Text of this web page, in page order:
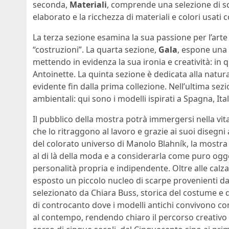
seconda, Materiali, comprende una selezione di
elaborato e la ricchezza di materiali e colori usati
La terza sezione esamina la sua passione per
“costruzioni”. La quarta sezione, Gala, espone
mettendo in evidenza la sua ironia e creatività: in
Antoinette. La quinta sezione è dedicata alla
evidente fin dalla prima collezione. Nell’ultima
ambientali: qui sono i modelli ispirati a Spagna,
Il pubblico della mostra potrà immergersi nella
che lo ritraggono al lavoro e grazie ai suoi disegni
del colorato universo di Manolo Blahník, la
al di là della moda e a considerarla come puro
personalità propria e indipendente. Oltre alle
esposto un piccolo nucleo di scarpe provenienti
selezionato da Chiara Buss, storica del costume
di controcanto dove i modelli antichi convivono
al contempo, rendendo chiaro il percorso